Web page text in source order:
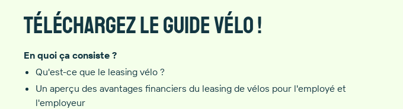
Téléchargez le guide vélo !
En quoi ça consiste ?
Qu'est-ce que le leasing vélo ?
Un aperçu des avantages financiers du leasing de vélos pour l'employé et
l'employeur